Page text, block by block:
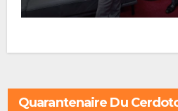
Quarantenaire Du